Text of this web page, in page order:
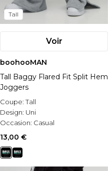
Tall
Voir
boohooMAN
Tall Baggy Flared Fit Split Hem
Joggers
Coupe:Tall
Design: Uni
Occasion: Casual
13,00 €